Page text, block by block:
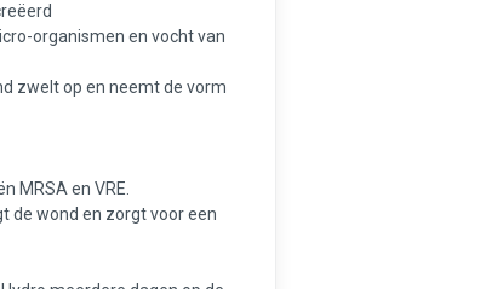
organismen en vocht van
zwelt op en neemt de vorm
MRSA en VRE.
de wond en zorgt voor een